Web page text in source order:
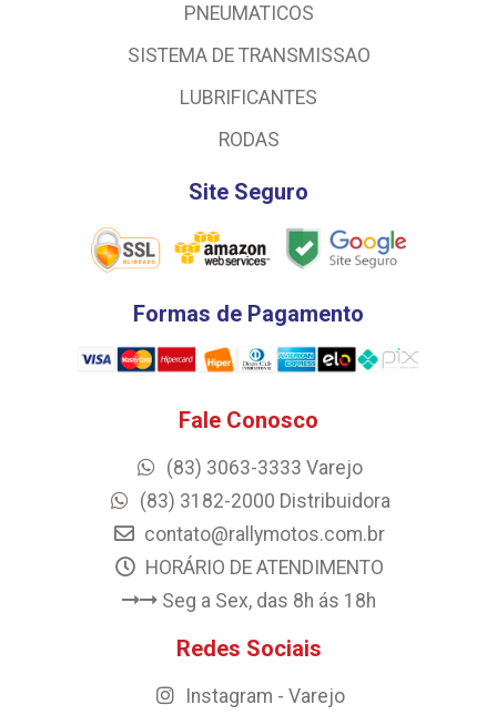
PNEUMATICOS
SISTEMA DE TRANSMISSAO
LUBRIFICANTES
RODAS
Site Seguro
Formas de Pagamento
Fale Conosco
(83) 3063-3333 Varejo
(83) 3182-2000 Distribuidora
contato@rallymotos.com.br
HORÁRIO DE ATENDIMENTO
Seg a Sex, das 8h ás 18h
Redes Sociais
Instagram - Varejo